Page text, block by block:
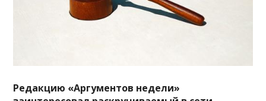
Редакцию «Аргументов недели»